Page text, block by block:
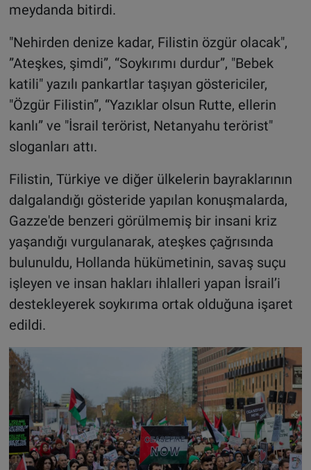
meydanda bitirdi.
"Nehirden denize kadar, Filistin özgür olacak",
”Ateşkes, şimdi”, “Soykırımı durdur”, "Bebek
katili" yazılı pankartlar taşıyan göstericiler,
"Özgür Filistin”, “Yazıklar olsun Rutte, ellerin
kanlı” ve "İsrail terörist, Netanyahu terörist"
sloganları attı.
Filistin, Türkiye ve diğer ülkelerin bayraklarının
dalgalandığı gösteride yapılan konuşmalarda,
Gazze'de benzeri görülmemiş bir insani kriz
yaşandığı vurgulanarak, ateşkes çağrısında
bulunuldu, Hollanda hükümetinin, savaş suçu
işleyen ve insan hakları ihlalleri yapan İsrail’i
destekleyerek soykırıma ortak olduğuna işaret
edildi.